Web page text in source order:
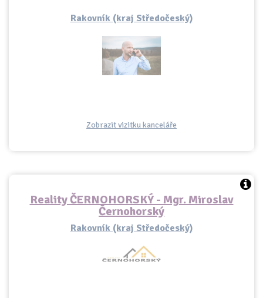
Rakovník (kraj Středočeský)
Zobrazit vizitku kanceláře
Reality ČERNOHORSKÝ - Mgr. Miroslav
Černohorský
Rakovník (kraj Středočeský)